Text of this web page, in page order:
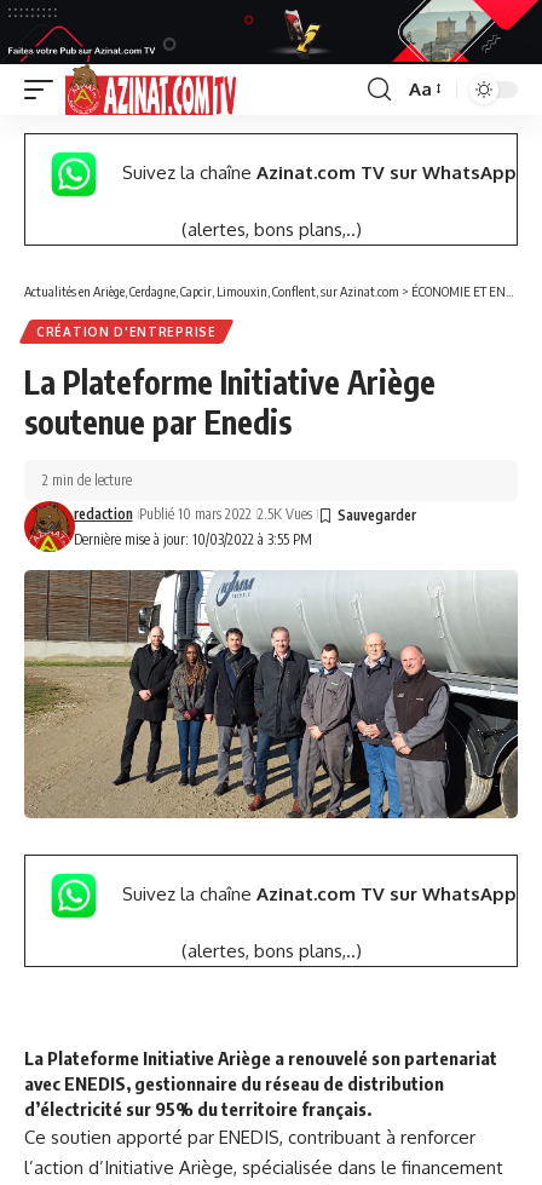
Font
Resizer
Aa
Suivez la chaîne Azinat.com TV sur WhatsApp
(alertes, bons plans,..)
Actualités en Ariège, Cerdagne, Capcir, Limouxin, Conflent, sur Azinat.com > ÉCONOMIE ET ENTREPRISES
CRÉATION D'ENTREPRISE
La Plateforme Initiative Ariège
soutenue par Enedis
Dernière mise à jour: 10/03/2022 à 3:55 PM
redaction Publié 10 mars 2022 2.5K Vues
2 min de lecture
Suivez la chaîne Azinat.com TV sur WhatsApp
(alertes, bons plans,..)
La Plateforme Initiative Ariège a renouvelé son partenariat
avec ENEDIS, gestionnaire du réseau de distribution
d’électricité sur 95% du territoire français.
Ce soutien apporté par ENEDIS, contribuant à renforcer
l’action d’Initiative Ariège, spécialisée dans le financement